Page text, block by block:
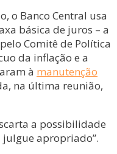
o Banco Central usa
básica de juros – a
Comitê de Política
da inflação e a
à manutenção
na última reunião,
a possibilidade
julgue apropriado”.